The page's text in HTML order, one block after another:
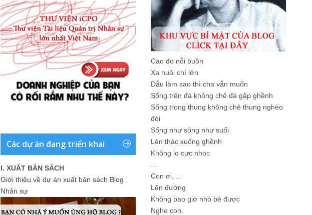
Các dự án đang triển khai
I. XUẤT BẢN SÁCH
Giới thiệu về dự án xuất bản sách Blog
Nhân sự
Cao đo nỗi buồn
Xa nuôi chí lớn
Dẫu làm sao thì cha vẫn muốn
Sống trên đá không chê đá gập ghềnh
Sống trong thung không chê thung nghèo
đói
Sống như sông như suối
Lên thác xuống ghềnh
Không lo cực nhọc
Con ơi, ...
Lên đường
Không bao giờ nhỏ bé được
Nghe con.